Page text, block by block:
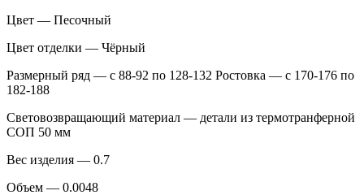
Цвет — Песочный
Цвет отделки — Чёрный
Размерный ряд — с 88-92 по 128-132 Ростовка — с 170-176 по
182-188
Световозвращающий материал — детали из термотранферной
СОП 50 мм
Вес изделия — 0.7
Объем — 0.0048